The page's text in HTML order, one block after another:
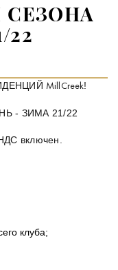
MillCreek!
- ЗИМА 21/22
включен.
клуба;